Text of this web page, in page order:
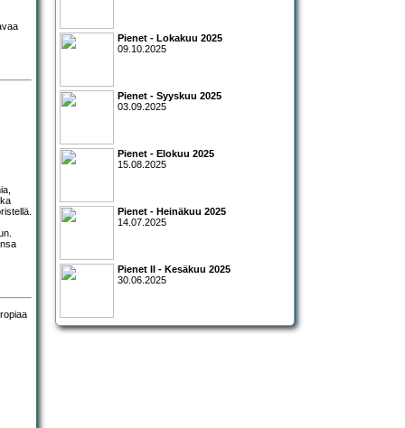
Pienet - Lokakuu 2025
09.10.2025
Pienet - Syyskuu 2025
03.09.2025
Pienet - Elokuu 2025
15.08.2025
Pienet - Heinäkuu 2025
14.07.2025
Pienet II - Kesäkuu 2025
30.06.2025